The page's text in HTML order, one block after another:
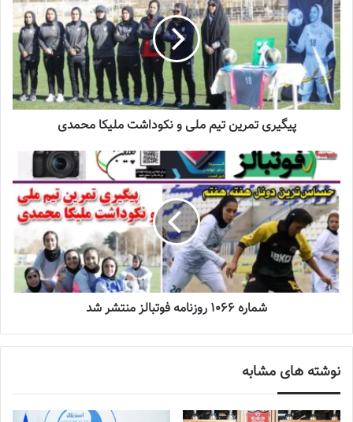
رکورد ماورایی خاتون مقابل ملوان!
ملوان بندرانزلی بعد از تشکیل دوباره تیمش در لیگ برتر فوتبال زنان و
پایان غیبت 2 ساله‌اش در این رقابت‌ها، هیچ‌گاه نتوانسته برابر خاتون بم
به پیروزی برسد. این 2 تیم در طول 5 سال اخیر، 8 بار به مصاف هم
رفته‌اند که هر 8 مسابقه به سود خاتون به پایان رسیده و نگاهی به آمار
کم‌نظیر در تاریخ فوتبال باشگاهی زنان ایران محسوب می‌شود!
نوشته های مشابه
چالش هاى ليست جدید تيم ملى فوتبال
زنان
2023-06-14
زنان
دعوت آزمون از 30 بازیکن به اردوی تیم ملی
پیگیری تمرین تیم ملی و نکوداشت ملیکا محمدی
شماره 1066 روزنامه فوتبالز منتشر شد
نوشته های مشابه